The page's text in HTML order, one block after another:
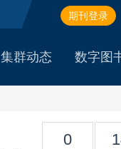
期刊登录
集群动态 数字图
0